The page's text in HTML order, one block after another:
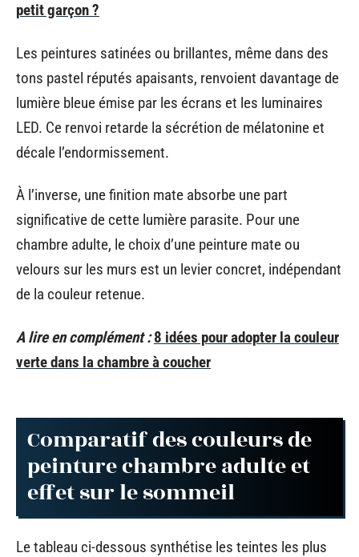
petit garçon ?
Les peintures satinées ou brillantes, même dans des
tons pastel réputés apaisants, renvoient davantage de
lumière bleue émise par les écrans et les luminaires
LED. Ce renvoi retarde la sécrétion de mélatonine et
décale l’endormissement.
À l’inverse, une finition mate absorbe une part
significative de cette lumière parasite. Pour une
chambre adulte, le choix d’une peinture mate ou
velours sur les murs est un levier concret, indépendant
de la couleur retenue.
A lire en complément : 8 idées pour adopter la couleur
verte dans la chambre à coucher
Comparatif des couleurs de
peinture chambre adulte et
effet sur le sommeil
Le tableau ci-dessous synthétise les teintes les plus